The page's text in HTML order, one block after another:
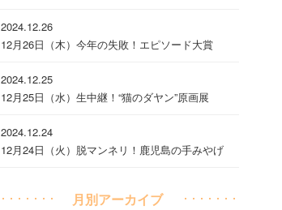
2024.12.26
12月26日（木）今年の失敗！エピソード大賞
2024.12.25
12月25日（水）生中継！“猫のダヤン”原画展
2024.12.24
12月24日（火）脱マンネリ！鹿児島の手みやげ
月別アーカイブ